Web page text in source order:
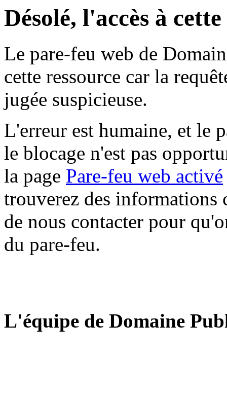
Désolé, l'accès à
Le pare-feu web de
cette ressource car la
jugée suspicieuse.
L'erreur est humaine, et le
le blocage n'est pas
la page Pare-feu web activé
trouverez des informations
de nous contacter pour
du pare-feu.
L'équipe de Domaine